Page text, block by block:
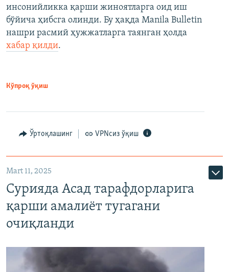
инсонийликка қарши жиноятларга оид иш
бўйича ҳибсга олинди. Бу ҳақда Manila Bulletin
нашри расмий ҳужжатларга таянган ҳолда
хабар қилди.
Кўпроқ ўқиш
Ўртоқлашинг VPNсиз ўқиш
Mart 11, 2025
Сурияда Асад тарафдорларига
қарши амалиёт тугагани
очиқланди